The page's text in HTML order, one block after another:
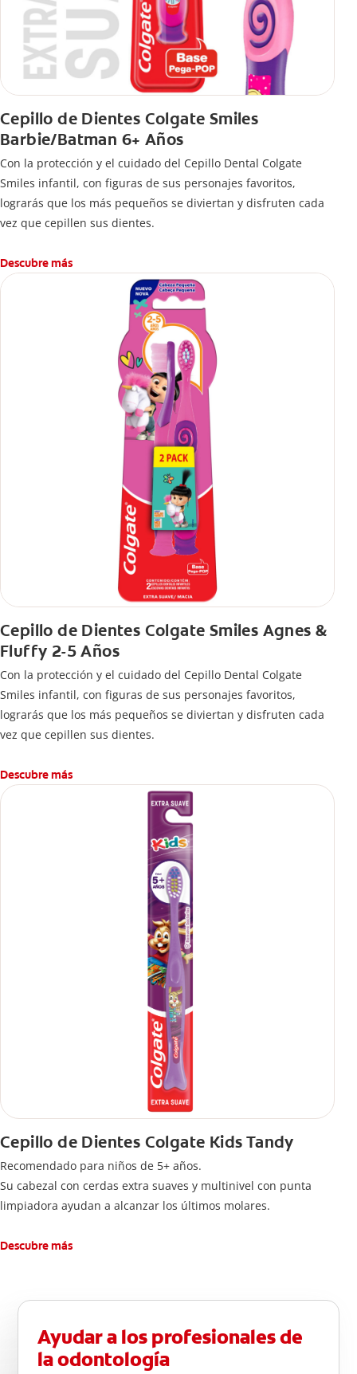
Cepillo de Dientes Colgate Smiles
Barbie/Batman 6+ Años
Con la protección y el cuidado del Cepillo Dental Colgate
Smiles infantil, con figuras de sus personajes favoritos,
lograrás que los más pequeños se diviertan y disfruten cada
vez que cepillen sus dientes.
Descubre más
Cepillo de Dientes Colgate Smiles Agnes &
Fluffy 2-5 Años
Con la protección y el cuidado del Cepillo Dental Colgate
Smiles infantil, con figuras de sus personajes favoritos,
lograrás que los más pequeños se diviertan y disfruten cada
vez que cepillen sus dientes.
Descubre más
Cepillo de Dientes Colgate Kids Tandy
Recomendado para niños de 5+ años.
Su cabezal con cerdas extra suaves y multinivel con punta
limpiadora ayudan a alcanzar los últimos molares.
Descubre más
Ayudar a los profesionales de
la odontología